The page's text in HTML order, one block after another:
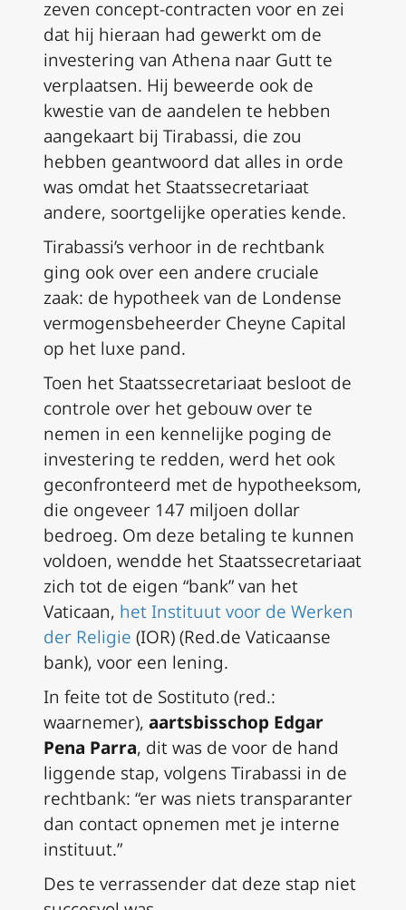
zeven concept-contracten voor en zei
dat hij hieraan had gewerkt om de
investering van Athena naar Gutt te
verplaatsen. Hij beweerde ook de
kwestie van de aandelen te hebben
aangekaart bij Tirabassi, die zou
hebben geantwoord dat alles in orde
was omdat het Staatssecretariaat
andere, soortgelijke operaties kende.
Tirabassi’s verhoor in de rechtbank
ging ook over een andere cruciale
zaak: de hypotheek van de Londense
vermogensbeheerder Cheyne Capital
op het luxe pand.
Toen het Staatssecretariaat besloot de
controle over het gebouw over te
nemen in een kennelijke poging de
investering te redden, werd het ook
geconfronteerd met de hypotheeksom,
die ongeveer 147 miljoen dollar
bedroeg. Om deze betaling te kunnen
voldoen, wendde het Staatssecretariaat
zich tot de eigen “bank” van het
Vaticaan, het Instituut voor de Werken
der Religie (IOR) (Red.de Vaticaanse
bank), voor een lening.
In feite tot de Sostituto(red.:
waarnemer), aartsbisschop Edgar
Pena Parra, dit was de voor de hand
liggende stap, volgens Tirabassi in de
rechtbank: “er was niets transparanter
dan contact opnemen met je interne
instituut.”
Des te verrassender dat deze stap niet